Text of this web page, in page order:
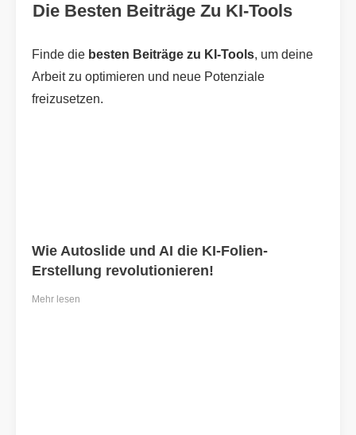
Die Besten Beiträge Zu KI-Tools
Finde die besten Beiträge zu KI-Tools, um deine
Arbeit zu optimieren und neue Potenziale
freizusetzen.
Wie Autoslide und AI die KI-Folien-
Erstellung revolutionieren!
Mehr lesen